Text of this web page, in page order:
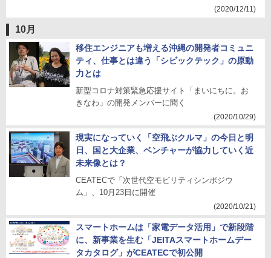
(2020/12/11)
10月
移住エンジニアも増える沖縄の開発者コミュニ
ティ、仕事とは違う「シビックテック」の原動
力とは
新型コロナ対策緊急応援サイト「まいにちに。お
きなわ」の開発メンバーに聞く
(2020/10/29)
現実になっていく「空飛ぶクルマ」の今日と明
日、国と大企業、ベンチャーが協力していく近
未来像とは？
CEATECで「次世代空モビリティシンポジウ
ム」、10月23日に開催
(2020/10/21)
スマートホームは「家電データ活用」で新段階
に、新事業を生む「JEITAスマートホームデー
タカタログ」がCEATECで初公開